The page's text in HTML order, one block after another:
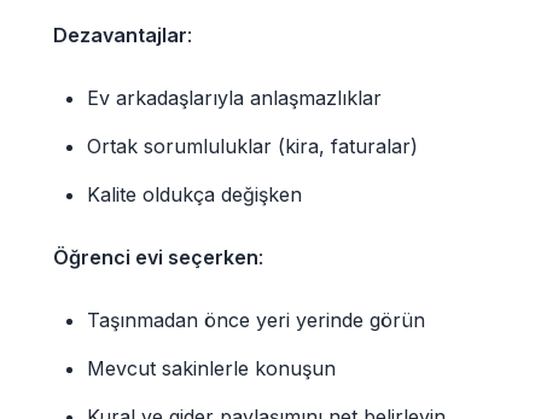
Dezavantajlar:
Ev arkadaşlarıyla anlaşmazlıklar
Ortak sorumluluklar (kira, faturalar)
Kalite oldukça değişken
Öğrenci evi seçerken:
Taşınmadan önce yeri yerinde görün
Mevcut sakinlerle konuşun